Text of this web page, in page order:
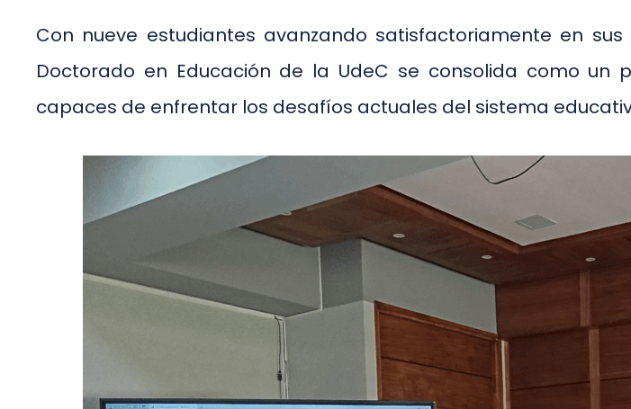
Con nueve estudiantes avanzando satisfactoriamente en
Doctorado en Educación de la UdeC se consolida como
capaces de enfrentar los desafíos actuales del sistema